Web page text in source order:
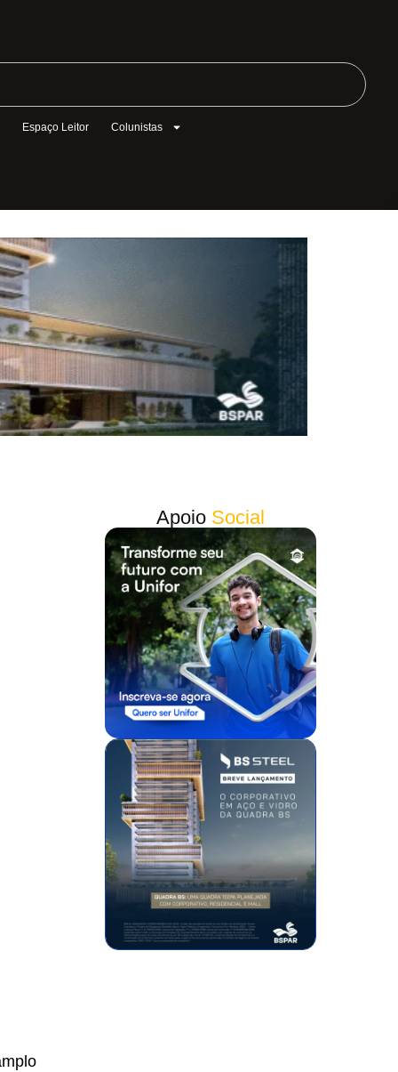
Espaço Leitor Colunistas
Apoio Social